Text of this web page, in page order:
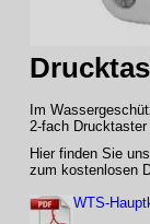
Im
2-fach Drucktaster
Hier finden Sie
zum kostenlosen
WTS-